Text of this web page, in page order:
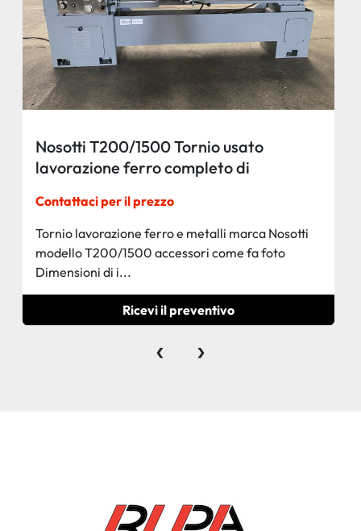
Nosotti T200/1500 Tornio usato
lavorazione ferro completo di
Contattaci per il prezzo
Tornio lavorazione ferro e metalli marca Nosotti
modello T200/1500 accessori come fa foto
Dimensioni di i...
Ricevi il preventivo
‹ ›